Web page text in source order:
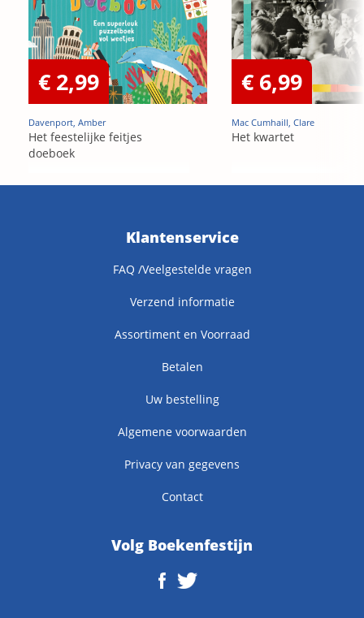
€ 2,99
Davenport, Amber
Het feestelijke feitjes
doeboek
€ 6,99
Mac Cumhaill, Clare
Het kwartet
Klantenservice
FAQ /Veelgestelde vragen
Verzend informatie
Assortiment en Voorraad
Betalen
Uw bestelling
Algemene voorwaarden
Privacy van gegevens
Contact
Volg Boekenfestijn